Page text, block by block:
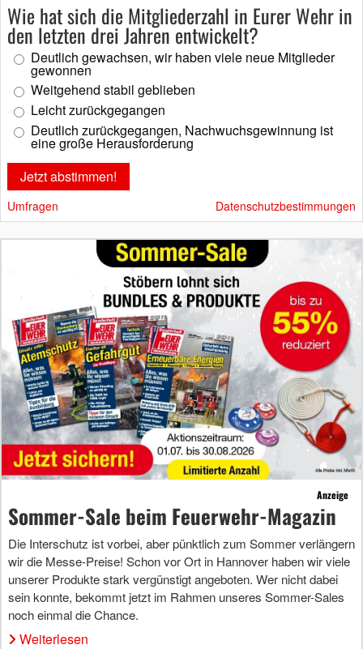
Wie hat sich die Mitgliederzahl in Eurer Wehr in
den letzten drei Jahren entwickelt?
Deutlich gewachsen, wir haben viele neue Mitglieder
gewonnen
Weitgehend stabil geblieben
Leicht zurückgegangen
Deutlich zurückgegangen, Nachwuchsgewinnung ist
eine große Herausforderung
Umfragen Datenschutzbestimmungen
Anzeige
Sommer-Sale beim Feuerwehr-Magazin
Die Interschutz ist vorbei, aber pünktlich zum Sommer verlängern
wir die Messe-Preise! Schon vor Ort in Hannover haben wir viele
unserer Produkte stark vergünstigt angeboten. Wer nicht dabei
sein konnte, bekommt jetzt im Rahmen unseres Sommer-Sales
noch einmal die Chance.
Weiterlesen